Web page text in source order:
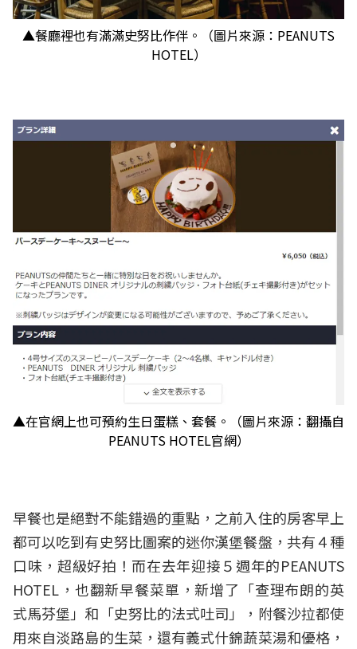
▲餐廳裡也有滿滿史努比作伴。（圖片來源：PEANUTS
HOTEL）
▲在官網上也可預約生日蛋糕、套餐。（圖片來源：翻攝自
PEANUTS HOTEL官網）
早餐也是絕對不能錯過的重點，之前入住的房客早上
都可以吃到有史努比圖案的迷你漢堡餐盤，共有４種
口味，超級好拍！而在去年迎接５週年的PEANUTS
HOTEL，也翻新早餐菜單，新增了「查理布朗的英
式馬芬堡」和「史努比的法式吐司」，附餐沙拉都使
用來自淡路島的生菜，還有義式什錦蔬菜湯和優格，